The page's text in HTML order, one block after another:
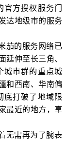
方授权服务门
达地级市的服务
茄的服务网络已
延伸至长三角、
城市群的重点城
和西南、华南偏
底打破了地域限
最近的地方，享
无需再为了腕表